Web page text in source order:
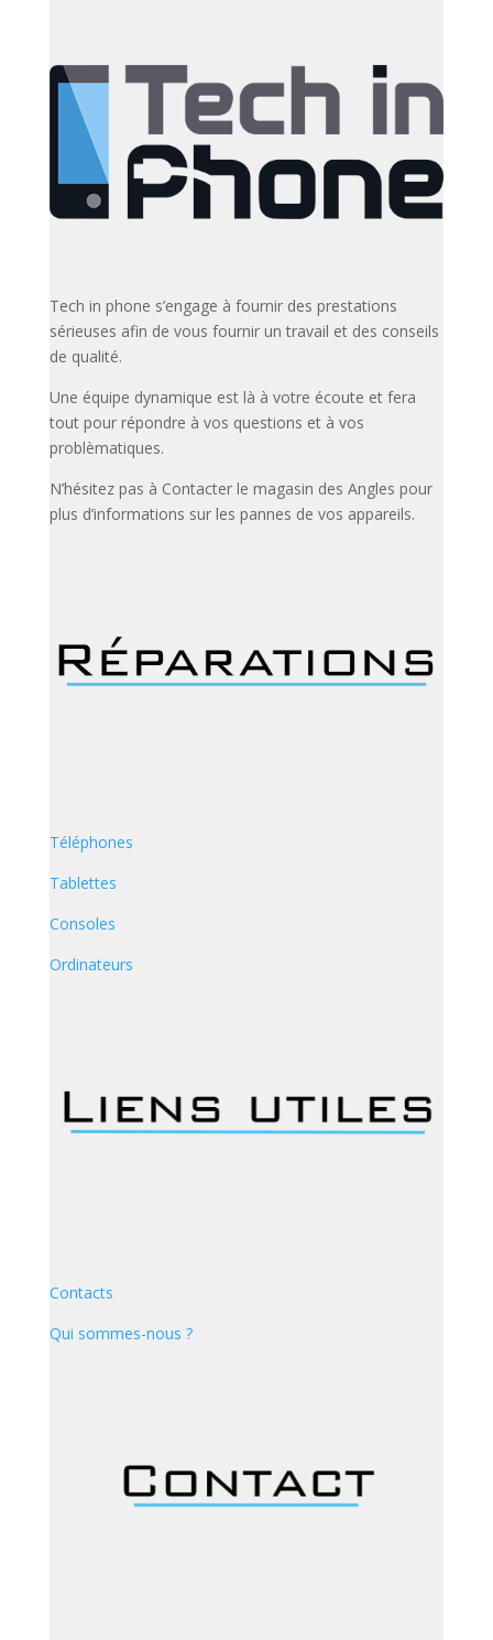
Tech in phone s’engage à fournir des prestations
sérieuses afin de vous fournir un travail et des conseils
de qualité.
Une équipe dynamique est là à votre écoute et fera
tout pour répondre à vos questions et à vos
problèmatiques.
N’hésitez pas à Contacter le magasin des Angles pour
plus d’informations sur les pannes de vos appareils.
Téléphones
Tablettes
Consoles
Ordinateurs
Contacts
Qui sommes-nous ?